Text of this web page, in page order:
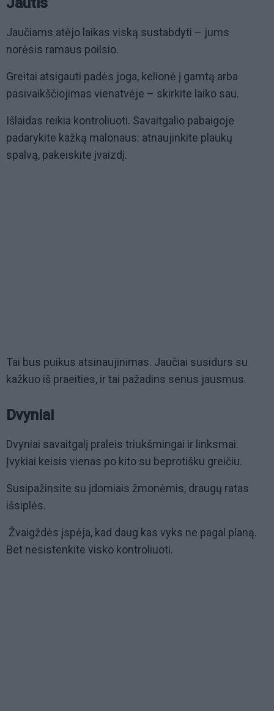
Jaučiams atėjo laikas viską sustabdyti – jums
norėsis ramaus poilsio.
Greitai atsigauti padės joga, kelionė į gamtą arba
pasivaikščiojimas vienatvėje – skirkite laiko sau.
Išlaidas reikia kontroliuoti. Savaitgalio pabaigoje
padarykite kažką malonaus: atnaujinkite plaukų
spalvą, pakeiskite įvaizdį.
Tai bus puikus atsinaujinimas. Jaučiai susidurs su
kažkuo iš praeities, ir tai pažadins senus jausmus.
Dvyniai
Dvyniai savaitgalį praleis triukšmingai ir linksmai.
Įvykiai keisis vienas po kito su beprotišku greičiu.
Susipažinsite su įdomiais žmonėmis, draugų ratas
išsiplės.
Žvaigždės įspėja, kad daug kas vyks ne pagal planą.
Bet nesistenkite visko kontroliuoti.